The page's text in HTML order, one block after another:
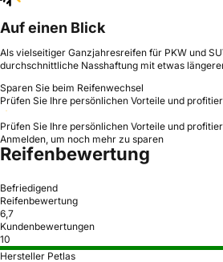
Auf einen Blick
Als vielseitiger Ganzjahresreifen für PKW und
durchschnittliche Nasshaftung mit etwas
Sparen Sie beim Reifenwechsel
Prüfen Sie Ihre persönlichen Vorteile und
Prüfen Sie Ihre persönlichen Vorteile und
Anmelden, um noch mehr zu sparen
Reifenbewertung
Befriedigend
Reifenbewertung
6,7
Kundenbewertungen
10
Hersteller Petlas